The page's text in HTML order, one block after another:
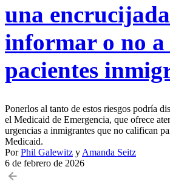
una
informar o no a
pacientes
Ponerlos al tanto de estos riesgos podría
el Medicaid de Emergencia, que ofrece
urgencias a inmigrantes que no califican
Medicaid.
PorPhil Galewitz y Amanda Seitz
6 de febrero de 2026